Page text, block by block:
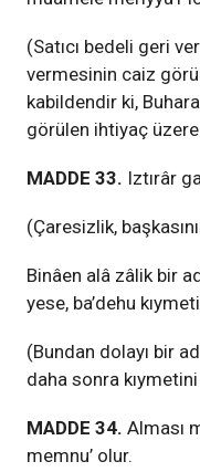
(Satıcı bedeli geri
vermesinin caiz
kabildendir ki,
görülen ihtiyaç
MADDE 33. Iztırâr
(Çaresizlik,
Binâen alâ zâlik bir
yese, ba’dehu
(Bundan dolayı bir
daha sonra
MADDE 34. Alması
memnu’ olur.